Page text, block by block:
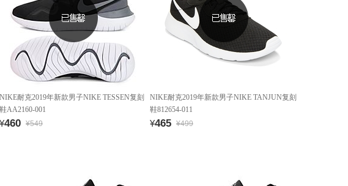
NIKE耐克2019年新款男子NIKE TESSEN复刻
鞋AA2160-001
¥460 ¥549
NIKE耐克2019年新款男子NIKE TANJUN复刻
鞋812654-011
¥465 ¥499